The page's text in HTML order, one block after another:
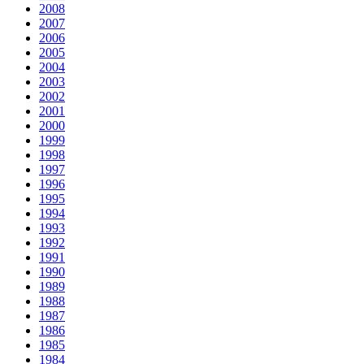
2008
2007
2006
2005
2004
2003
2002
2001
2000
1999
1998
1997
1996
1995
1994
1993
1992
1991
1990
1989
1988
1987
1986
1985
1984